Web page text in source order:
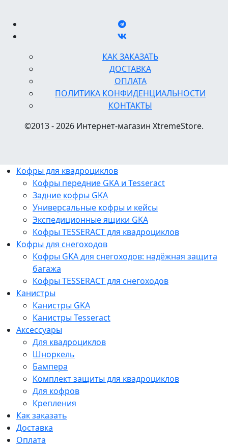
КАК ЗАКАЗАТЬ
ДОСТАВКА
ОПЛАТА
ПОЛИТИКА КОНФИДЕНЦИАЛЬНОСТИ
КОНТАКТЫ
©2013 - 2026 Интернет-магазин XtremeStore.
Кофры для квадроциклов
Кофры передние GKA и Tesseract
Задние кофры GKA
Универсальные кофры и кейсы
Экспедиционные ящики GKA
Кофры TESSERACT для квадроциклов
Кофры для снегоходов
Кофры GKA для снегоходов: надёжная защита
багажа
Кофры TESSERACT для снегоходов
Канистры
Канистры GKA
Канистры Tesseract
Аксессуары
Для квадроциклов
Шноркель
Бампера
Комплект защиты для квадроциклов
Для кофров
Крепления
Как заказать
Доставка
Оплата